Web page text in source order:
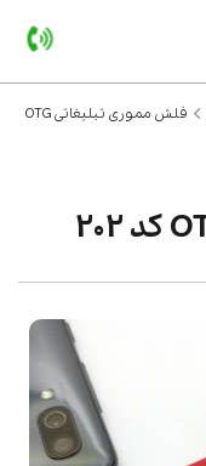
فلش مموری تبلیغاتی OTG